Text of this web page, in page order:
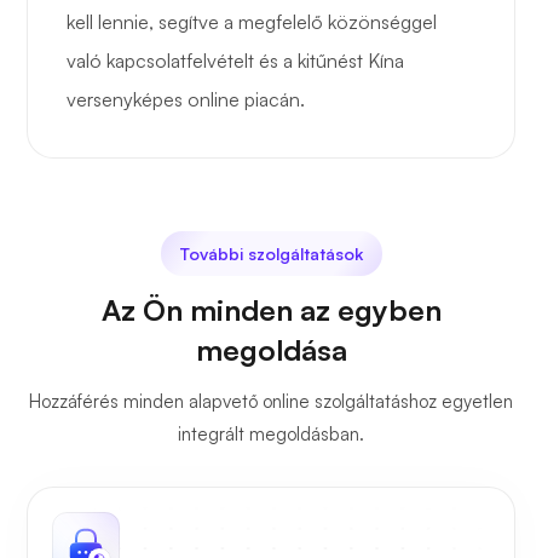
kell lennie, segítve a megfelelő közönséggel
való kapcsolatfelvételt és a kitűnést Kína
versenyképes online piacán.
További szolgáltatások
Az Ön minden az egyben
megoldása
Hozzáférés minden alapvető online szolgáltatáshoz egyetlen
integrált megoldásban.